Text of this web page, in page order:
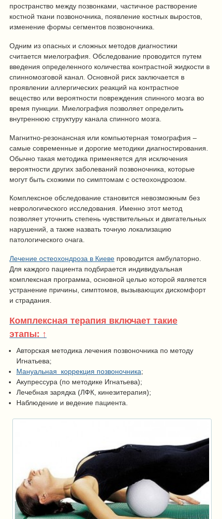
пространство между позвонками, частичное растворение
костной ткани позвоночника, появление костных выростов,
изменение формы сегментов позвоночника.
Одним из опасных и сложных методов диагностики
считается миелография. Обследование проводится путем
введения определенного количества контрастной жидкости в
спинномозговой канал. Основной риск заключается в
проявлении аллергических реакций на контрастное
вещество или вероятности повреждения спинного мозга во
время пункции. Миелография позволяет определить
внутреннюю структуру канала спинного мозга.
Магнитно-резонансная или компьютерная томография –
самые современные и дорогие методики диагностирования.
Обычно такая методика применяется для исключения
вероятности других заболеваний позвоночника, которые
могут быть схожими по симптомам с остеохондрозом.
Комплексное обследование становится невозможным без
неврологического исследования. Именно этот метод
позволяет уточнить степень чувствительных и двигательных
нарушений, а также назвать точную локализацию
патологического очага.
Лечение остеохондроза в Киеве проводится амбулаторно.
Для каждого пациента подбирается индивидуальная
комплексная программа, основной целью которой является
устранение причины, симптомов, вызывающих дискомфорт
и страдания.
Комплексная терапия включает такие
этапы: ↑
Авторская методика лечения позвоночника по методу
Игнатьева;
Мануальная коррекция позвоночника;
Акупрессура (по методике Игнатьева);
Лечебная зарядка (ЛФК, кинезитерапия);
Наблюдение и ведение пациента.